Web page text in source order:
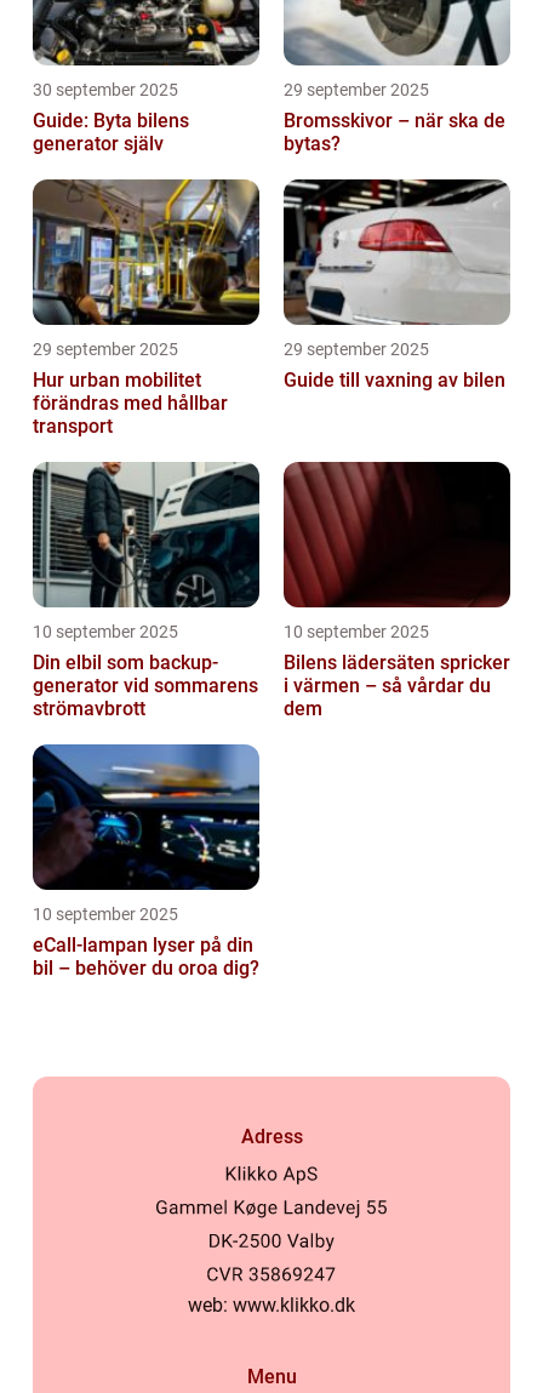
30 september 2025
Guide: Byta bilens
generator själv
29 september 2025
Bromsskivor – när ska de
bytas?
29 september 2025
Hur urban mobilitet
förändras med hållbar
transport
29 september 2025
Guide till vaxning av bilen
10 september 2025
Din elbil som backup-
generator vid sommarens
strömavbrott
10 september 2025
Bilens lädersäten spricker
i värmen – så vårdar du
dem
10 september 2025
eCall-lampan lyser på din
bil – behöver du oroa dig?
Adress
web: www.klikko.dk
Menu